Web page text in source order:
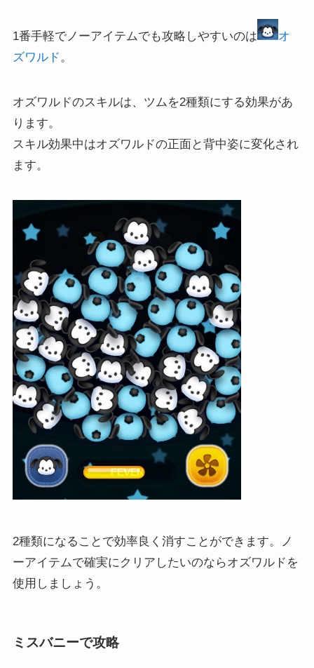
1番手軽でノーアイテムでも攻略しやすいのは
オ
ズワルド。
オズワルドのスキルは、ツムを2種類にする効果があ
ります。
スキル効果中はオズワルドの正面と背中姿に変化され
ます。
2種類になることで効率良く消すことができます。ノ
ーアイテムで確実にクリアしたいのならオズワルドを
使用しましょう。
ミスバニーで攻略